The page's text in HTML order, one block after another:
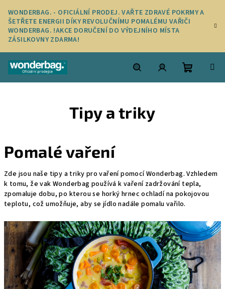
obsah
WONDERBAG. - OFICIÁLNÍ PRODEJ. VAŘTE ZDRAVÉ POKRMY A
ŠETŘETE ENERGII DÍKY REVOLUČNÍMU POMALÉMU VAŘIČI
WONDERBAG. !AKCE DORUČENÍ DO VÝDEJNÍHO MÍSTA
ZÁSILKOVNY ZDARMA!
HledatPřihlášeníNákupní
Tipy a triky
Pomalé vaření
Zde jsou naše tipy a triky pro vaření pomocí Wonderbag. Vzhledem
k tomu, že vak Wonderbag používá k vaření zadržování tepla,
zpomaluje dobu, po kterou se horký hrnec ochladí na pokojovou
teplotu, což umožňuje, aby se jídlo nadále pomalu vařilo.